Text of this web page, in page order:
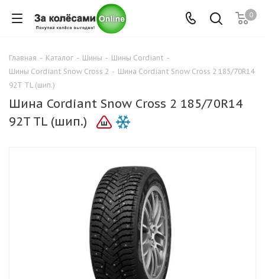
0
Главная - Каталог - Шины - Шины Cordiant -
Шины Cordiant Snow Cross 2 - Шина Cordiant Snow Cross 2 185/70R14
92T TL (шип.)
Шина Cordiant Snow Cross 2 185/70R14
92T TL (шип.)